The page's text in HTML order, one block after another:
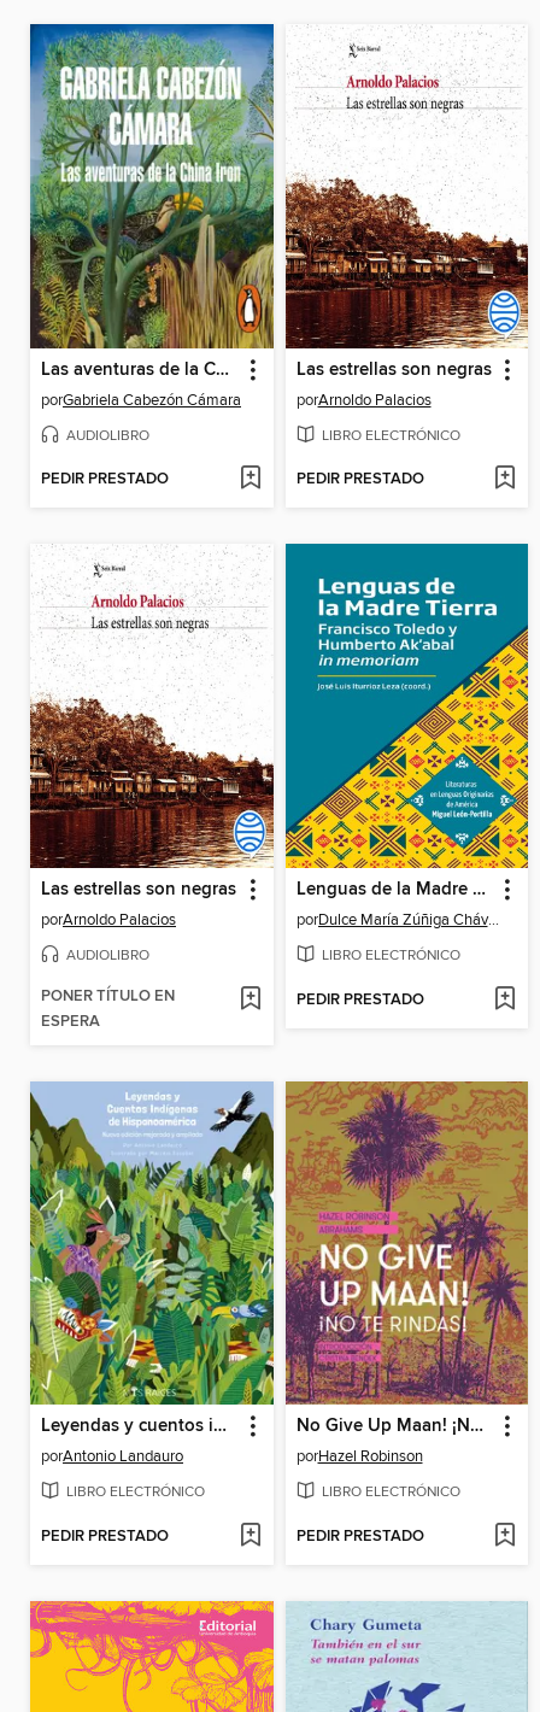
Las aventuras de la China Iron
porGabriela Cabezón Cámara
AUDIOLIBRO
PEDIR PRESTADO
Las estrellas son negras
porArnoldo Palacios
LIBRO ELECTRÓNICO
PEDIR PRESTADO
Las estrellas son negras
porArnoldo Palacios
AUDIOLIBRO
PONER TÍTULO EN
ESPERA
Lenguas de la Madre Tierra
por Dulce María Zúñiga Chávez
LIBRO ELECTRÓNICO
PEDIR PRESTADO
Leyendas y cuentos indigenas de Hispanoamerica
porAntonio Landauro
LIBRO ELECTRÓNICO
PEDIR PRESTADO
No Give Up Maan! ¡No te rindas!
porHazel Robinson
LIBRO ELECTRÓNICO
PEDIR PRESTADO